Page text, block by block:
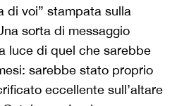
di voi” stampata sulla
sorta di messaggio
luce di quel che sarebbe
sarebbe stato proprio
eccellente sull’altare